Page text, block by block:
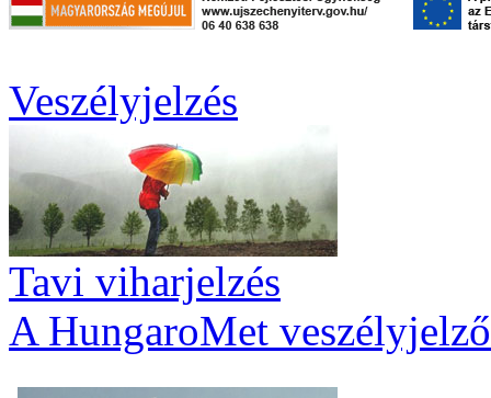
Veszélyjelzés
Tavi viharjelzés
A HungaroMet